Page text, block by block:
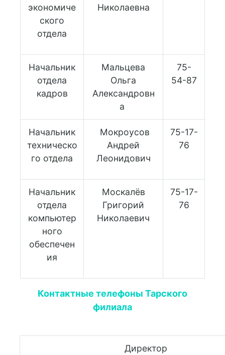
экономиче
ского
отдела
Николаевна
Начальник
отдела
кадров
Мальцева
Ольга
Александровн
а
75-
54-87
Начальник
техническо
го отдела
Мокроусов
Андрей
Леонидович
75-17-
76
Начальник
отдела
компьютер
ного
обеспечен
ия
Москалёв
Григорий
Николаевич
75-17-
76
Контактные телефоны Тарского
филиала
Директор